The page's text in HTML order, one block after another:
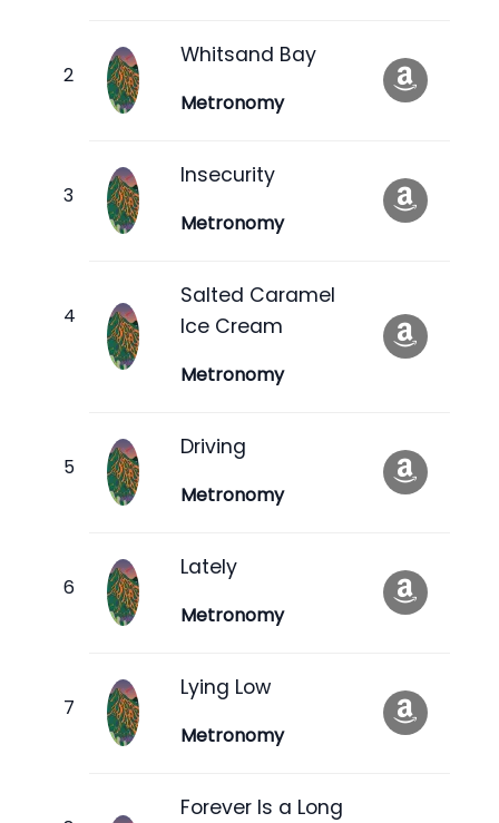
Whitsand Bay
Metronomy
Insecurity
Metronomy
Salted Caramel
Ice Cream
Metronomy
Driving
Metronomy
Lately
Metronomy
Lying Low
Metronomy
Forever Is a Long